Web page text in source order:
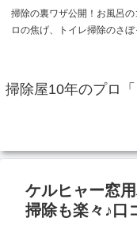
掃除の裏ワザ公開！お風呂
ロの焦げ、トイレ掃除のさ
掃除屋10年のプロ
ケルヒャー窓
掃除も楽々♪口